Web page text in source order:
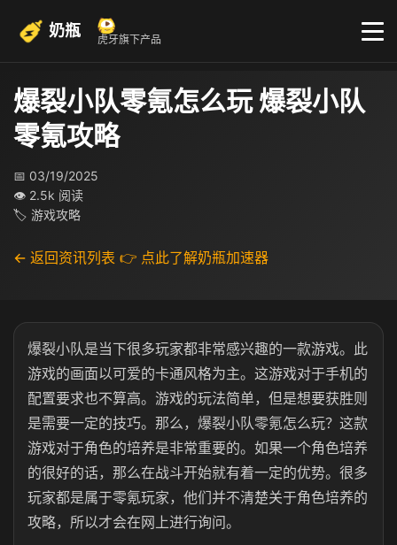
奶瓶 虎牙旗下产品
爆裂小队零氪怎么玩 爆裂小队
零氪攻略
📅 03/19/2025
👁 2.5k 阅读
🏷 游戏攻略
← 返回资讯列表 👉 点此了解奶瓶加速器
爆裂小队是当下很多玩家都非常感兴趣的一款游戏。此
游戏的画面以可爱的卡通风格为主。这游戏对于手机的
配置要求也不算高。游戏的玩法简单，但是想要获胜则
是需要一定的技巧。那么，爆裂小队零氪怎么玩？这款
游戏对于角色的培养是非常重要的。如果一个角色培养
的很好的话，那么在战斗开始就有着一定的优势。很多
玩家都是属于零氪玩家，他们并不清楚关于角色培养的
攻略，所以才会在网上进行询问。